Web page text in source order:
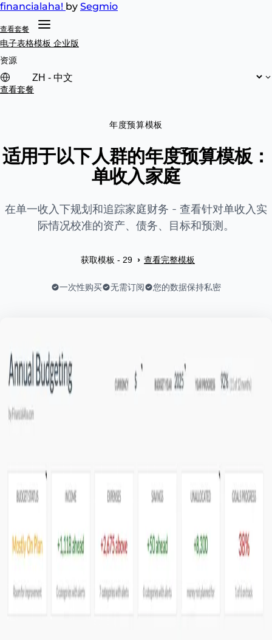
financialaha! by Segmio
查看套餐
电子表格模板 企业版
资源
查看套餐
年度预算模板
适用于以下人群的年度预算模板：
单收入家庭
在单一收入下规划和追踪家庭财务 - 查看针对单收入实
际情况校准的资产、债务、目标和预测。
获取模板 - 29 › 查看完整模板
一次性购买 无需订阅 您的数据保持私密